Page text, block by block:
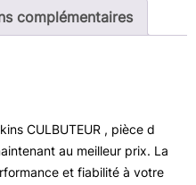
complémentaires
CULBUTEUR , pièce d
au meilleur prix. La
et fiabilité à votre